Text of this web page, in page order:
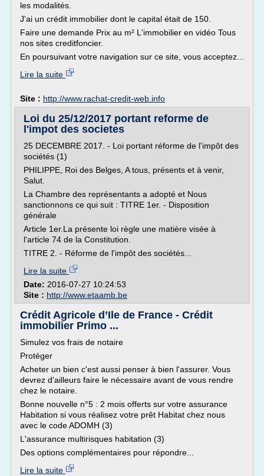
les modalités.
J'ai un crédit immobilier dont le capital était de 150.
Faire une demande Prix au m² L'immobilier en vidéo Tous
nos sites creditfoncier.
En poursuivant votre navigation sur ce site, vous acceptez...
Lire la suite
Site : http://www.rachat-credit-web.info
Loi du 25/12/2017 portant reforme de
l'impot des societes
25 DECEMBRE 2017. - Loi portant réforme de l'impôt des
sociétés (1)
PHILIPPE, Roi des Belges, A tous, présents et à venir,
Salut.
La Chambre des représentants a adopté et Nous
sanctionnons ce qui suit : TITRE 1er. - Disposition
générale
Article 1er.La présente loi règle une matière visée à
l'article 74 de la Constitution.
TITRE 2. - Réforme de l'impôt des sociétés...
Lire la suite
Date: 2016-07-27 10:24:53
Site : http://www.etaamb.be
Crédit Agricole d’Ile de France - Crédit
immobilier Primo ...
Simulez vos frais de notaire
Protéger
Acheter un bien c'est aussi penser à bien l'assurer. Vous
devrez d'ailleurs faire le nécessaire avant de vous rendre
chez le notaire.
Bonne nouvelle n°5 : 2 mois offerts sur votre assurance
Habitation si vous réalisez votre prêt Habitat chez nous
avec le code ADOMH (3)
L'assurance multirisques habitation (3)
Des options complémentaires pour répondre...
Lire la suite